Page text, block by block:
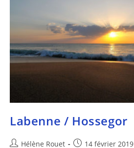
Labenne / Hossegor
Hélène Rouet 14 février 2019